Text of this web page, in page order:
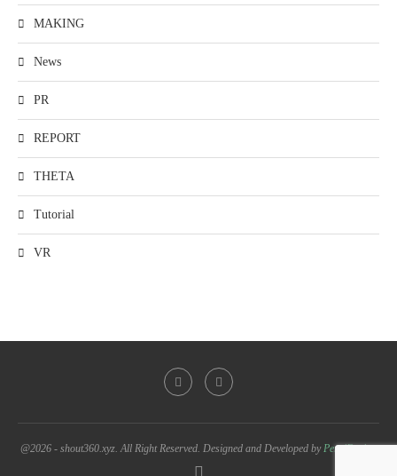
MAKING
News
PR
REPORT
THETA
Tutorial
VR
@2026 - shout360.xyz. All Right Reserved. Designed and Developed byPenciDesign